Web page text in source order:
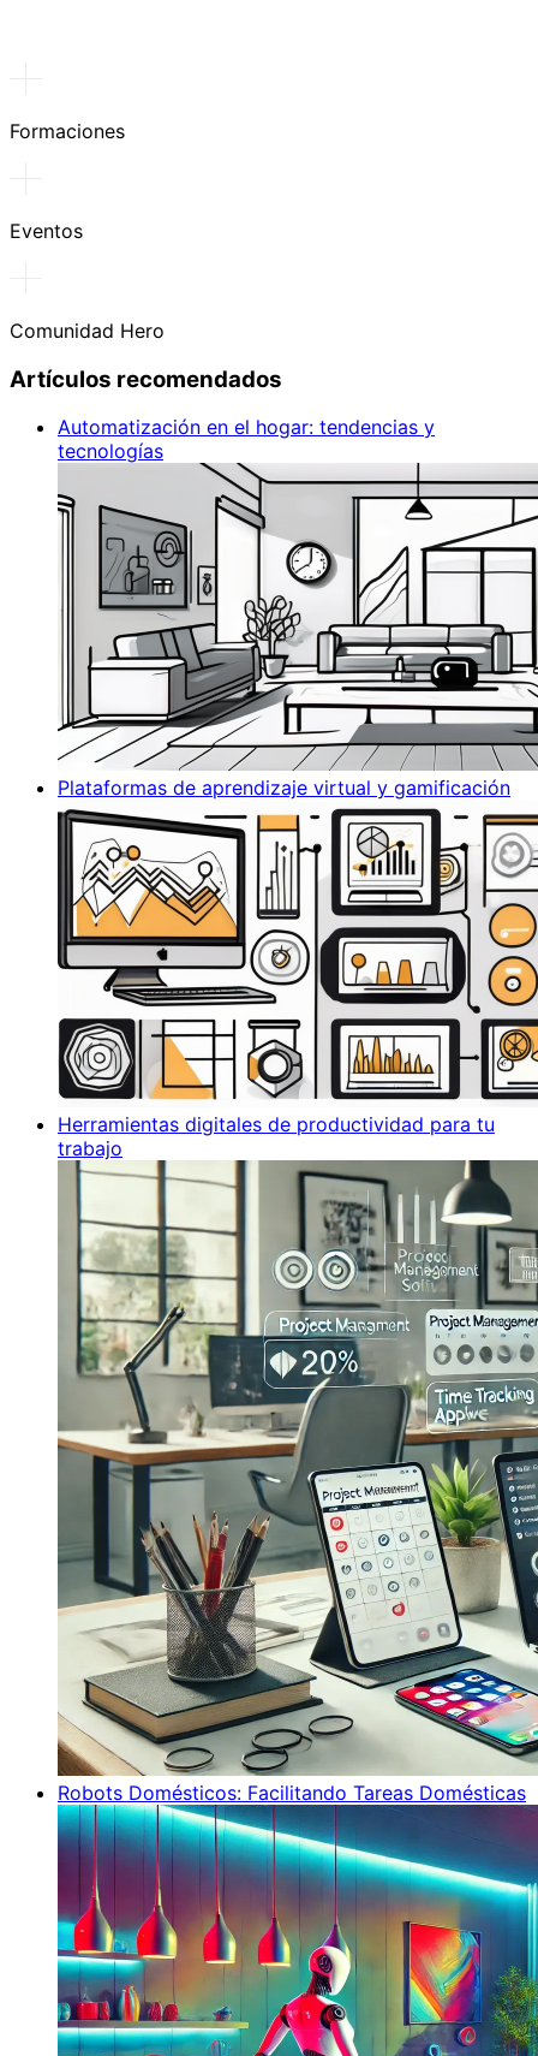
Formaciones
Eventos
Comunidad Hero
Artículos recomendados
Automatización en el hogar: tendencias y
tecnologías
Plataformas de aprendizaje virtual y gamificación
Herramientas digitales de productividad para tu
trabajo
Robots Domésticos: Facilitando Tareas Domésticas